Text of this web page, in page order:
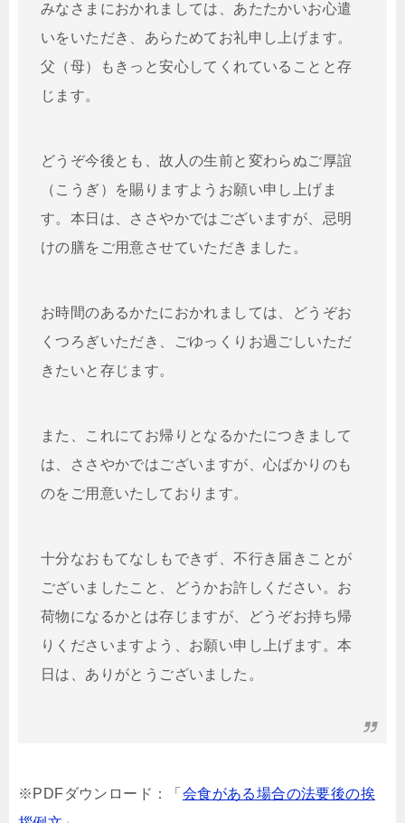
みなさまにおかれましては、あたたかいお心遣
いをいただき、あらためてお礼申し上げます。
父（母）もきっと安心してくれていることと存
じます。
どうぞ今後とも、故人の生前と変わらぬご厚誼
（こうぎ）を賜りますようお願い申し上げま
す。本日は、ささやかではございますが、忌明
けの膳をご用意させていただきました。
お時間のあるかたにおかれましては、どうぞお
くつろぎいただき、ごゆっくりお過ごしいただ
きたいと存じます。
また、これにてお帰りとなるかたにつきまして
は、ささやかではございますが、心ばかりのも
のをご用意いたしております。
十分なおもてなしもできず、不行き届きことが
ございましたこと、どうかお許しください。お
荷物になるかとは存じますが、どうぞお持ち帰
りくださいますよう、お願い申し上げます。本
日は、ありがとうございました。
※PDFダウンロード：「 会食がある場合の法要後の挨